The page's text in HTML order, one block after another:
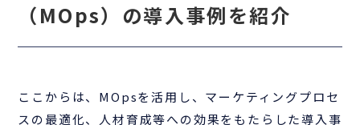
（MOps）の導入事例を紹介
ここからは、MOpsを活用し、マーケティングプロセ
スの最適化、人材育成等への効果をもたらした導入事